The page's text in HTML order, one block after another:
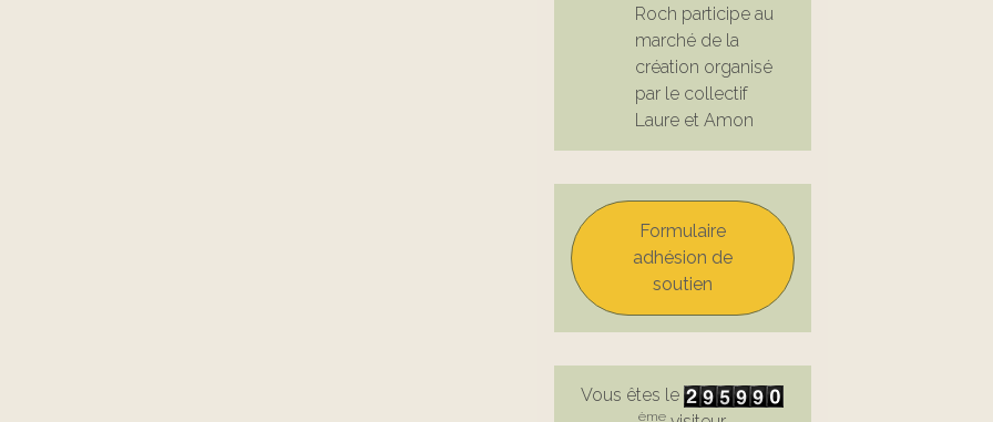
Roch participe au
marché de la
création organisé
par le collectif
Laure et Amon
Formulaire
adhésion de
soutien
Vous êtes le
ème